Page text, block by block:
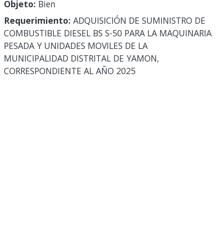
Objeto: Bien
Requerimiento: ADQUISICIÓN DE SUMINISTRO DE
COMBUSTIBLE DIESEL BS S-50 PARA LA MAQUINARIA
PESADA Y UNIDADES MOVILES DE LA
MUNICIPALIDAD DISTRITAL DE YAMON,
CORRESPONDIENTE AL AÑO 2025